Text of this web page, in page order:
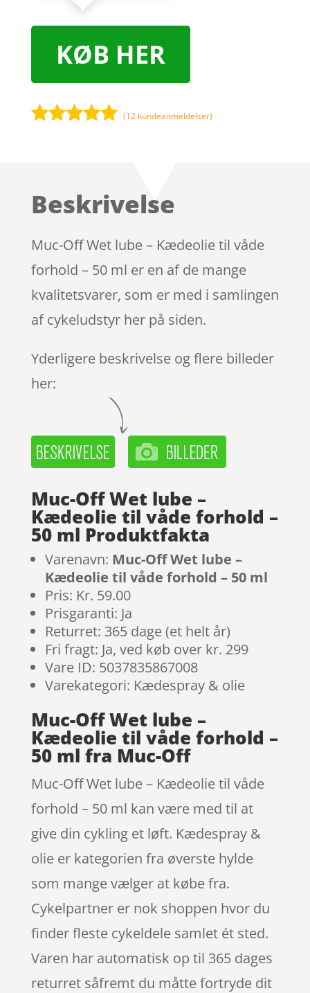
KØB HER
kundebedøm
(12 kundeanmeldelser)
Beskrivelse
Muc-Off Wet lube – Kædeolie til våde
forhold – 50 ml er en af de mange
kvalitetsvarer, som er med i samlingen
af cykeludstyr her på siden.
Yderligere beskrivelse og flere billeder
her:
Muc-Off Wet lube –
Kædeolie til våde forhold –
50 ml Produktfakta
Varenavn: Muc-Off Wet lube –
Kædeolie til våde forhold – 50 ml
Pris: Kr. 59.00
Prisgaranti: Ja
Returret: 365 dage (et helt år)
Fri fragt: Ja, ved køb over kr. 299
Vare ID: 5037835867008
Varekategori: Kædespray & olie
Muc-Off Wet lube –
Kædeolie til våde forhold –
50 ml fra Muc-Off
Muc-Off Wet lube – Kædeolie til våde
forhold – 50 ml kan være med til at
give din cykling et løft. Kædespray &
olie er kategorien fra øverste hylde
som mange vælger at købe fra.
Cykelpartner er nok shoppen hvor du
finder fleste cykeldele samlet ét sted.
Varen har automatisk op til 365 dages
returret såfremt du måtte fortryde dit